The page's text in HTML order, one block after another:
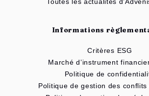
Informations
Critères ESG
Marché d’instrument
Politique de
Politique de gestion des